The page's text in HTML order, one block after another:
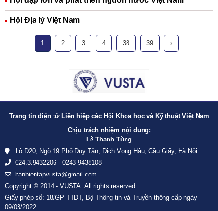
Hội Địa lý Việt Nam
1 2 3 4 38 39 ›
Trang tin điện tử Liên hiệp các Hội Khoa học và Kỹ thuật Việt Nam
Chịu trách nhiệm nội dung:
Lê Thanh Tùng
Lô D20, Ngõ 19 Phố Duy Tân, Dịch Vọng Hậu, Cầu Giấy, Hà Nội.
024.3.9432206 - 0243 9438108
banbientapvusta@gmail.com
Copyright © 2014 - VUSTA. All rights reserved
Giấy phép số: 18/GP-TTĐT, Bộ Thông tin và Truyền thông cấp ngày
09/03/2022